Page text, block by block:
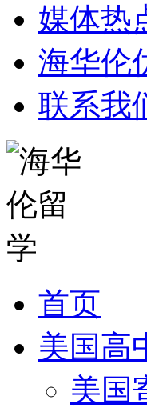
媒体热
海华伦
联系我
首页
美国高
美国